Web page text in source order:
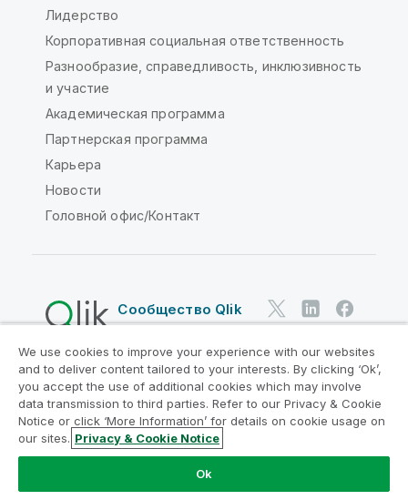
Лидерство
Корпоративная социальная ответственность
Разнообразие, справедливость, инклюзивность
и участие
Академическая программа
Партнерская программа
Карьера
Новости
Головной офис/Контакт
Сообщество Qlik
Юридические соглашения
Условия использования продуктов
Legal Policies
Юридические положения
Условия использования
Do Not Share My Info
© QlikTech International AB, 1993-2026. Все права
We use cookies to improve your experience with our websites
and to deliver content tailored to your interests. By clicking ‘Ok’,
you accept the use of additional cookies which may involve
data transmission to third parties. Refer to our Privacy & Cookie
Notice or click ‘More Information’ for details on cookie usage on
our sites. Privacy & Cookie Notice
Ok